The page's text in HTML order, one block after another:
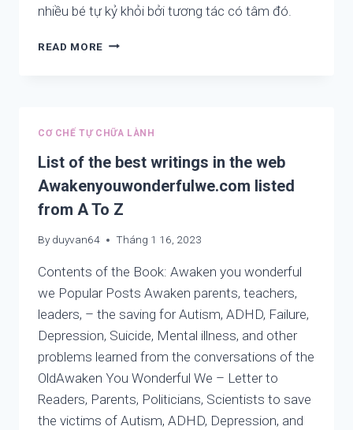
nhiều bé tự kỷ khỏi bởi tương tác có tâm đó.
READ MORE NGUYÊN
LIÊN
HỌC
KÉM
TẬP
TỰ
TĂNG
ĐỘNG,
QUẤY
Ở
TRẺ
VÀ
NGỦ,
SUY
CƠ CHẾ TỰ CHỮA LÀNH
List of the best writings in the web
Awakenyouwonderfulwe.com listed
from A To Z
By duyvan64 Tháng 1 16, 2023
Contents of the Book: Awaken you wonderful
we Popular Posts Awaken parents, teachers,
leaders, – the saving for Autism, ADHD, Failure,
Depression, Suicide, Mental illness, and other
problems learned from the conversations of the
OldAwaken You Wonderful We – Letter to
Readers, Parents, Politicians, Scientists to save
the victims of Autism, ADHD, Depression, and